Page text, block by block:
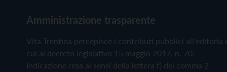
Amministrazione trasparente
Vita Trentina percepisce i contributi pubblici all'editoria
cui al decreto legislativo 15 maggio 2017, n. 70.
Indicazione resa ai sensi della lettera f) del comma 2